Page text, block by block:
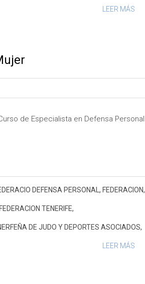
LEER MÁS
de Especialista en Defensa Personal
DEFENSA PERSONAL , FEDERACION,
TENERIFE,
DE JUDO Y DEPORTES ASOCIADOS,
LEER MÁS